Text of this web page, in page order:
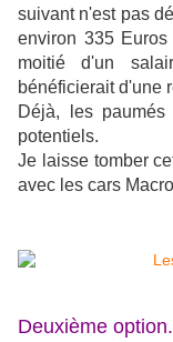
suivant n'est pas
environ 335
moitié d'un
bénéficierait d'une
Déjà, les
potentiels.
Je laisse tomber
avec les cars
Deuxième option.